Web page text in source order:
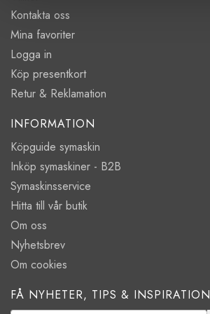
Kontakta oss
Mina favoriter
Logga in
Köp presentkort
Retur & Reklamation
INFORMATION
Köpguide symaskin
Inköp symaskiner - B2B
Symaskinsservice
Hitta till vår butik
Om oss
Nyhetsbrev
Om cookies
FÅ NYHETER, TIPS & INSPIRATION